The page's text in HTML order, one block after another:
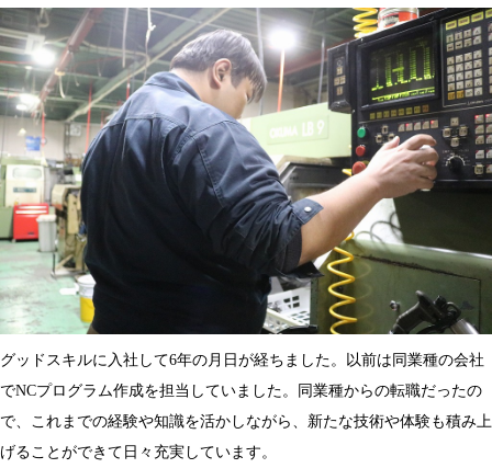
グッドスキルに入社して6年の月日が経ちました。以前は同業種の会社
でNCプログラム作成を担当していました。同業種からの転職だったの
で、これまでの経験や知識を活かしながら、新たな技術や体験も積み上
げることができて日々充実しています。